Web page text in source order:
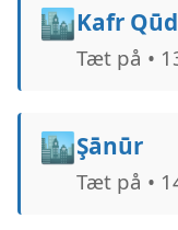
🏙️Kafr Qūd
Tæt på •
🏙️Şānūr
Tæt på •